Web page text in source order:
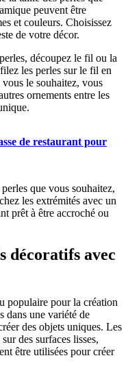
peuvent être
et couleurs. Choisissez
de votre décor.
découpez le fil ou la
les perles sur le fil en
le souhaitez, vous
ornements entre les
de restaurant pour
que vous souhaitez,
les extrémités avec un
prêt à être accroché ou
décoratifs avec
populaire pour la création
dans une variété de
des objets uniques. Les
des surfaces lisses,
être utilisées pour créer